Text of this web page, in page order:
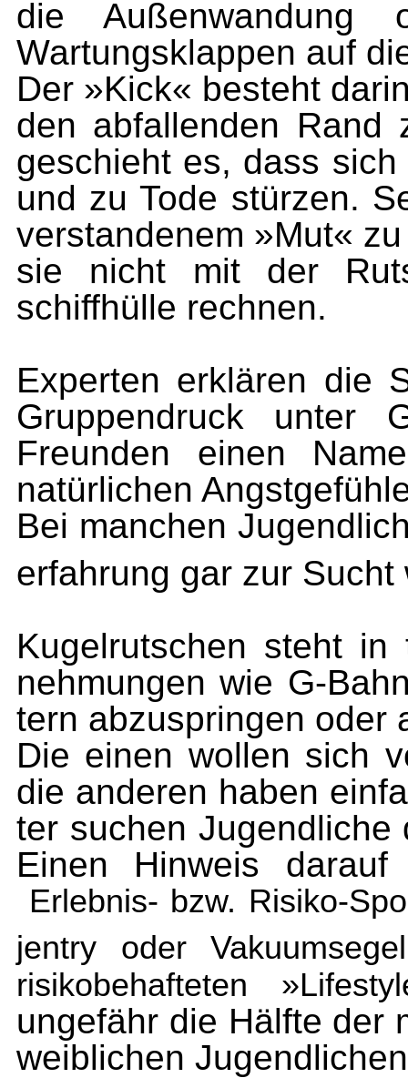
die Außenwandung
Wartungsklappen auf
Der »Kick« besteht
den abfallenden Rand
geschieht es, dass
und zu Tode stürzen.
verstandenem »Mut«
sie nicht mit der
schiffhülle rechnen.
Experten erklären die
Gruppendruck unter
Freunden einen
natürlichen
Bei manchen
erfahrung gar zur
Kugelrutschen steht
nehmungen wie G-
tern abzuspringen oder
Die einen wollen sich
die anderen haben
ter suchen Jugendliche
Einen Hinweis
Erlebnis- bzw. Risiko-
jentry oder
risikobehafteten »
ungefähr die Hälfte der
weiblichen